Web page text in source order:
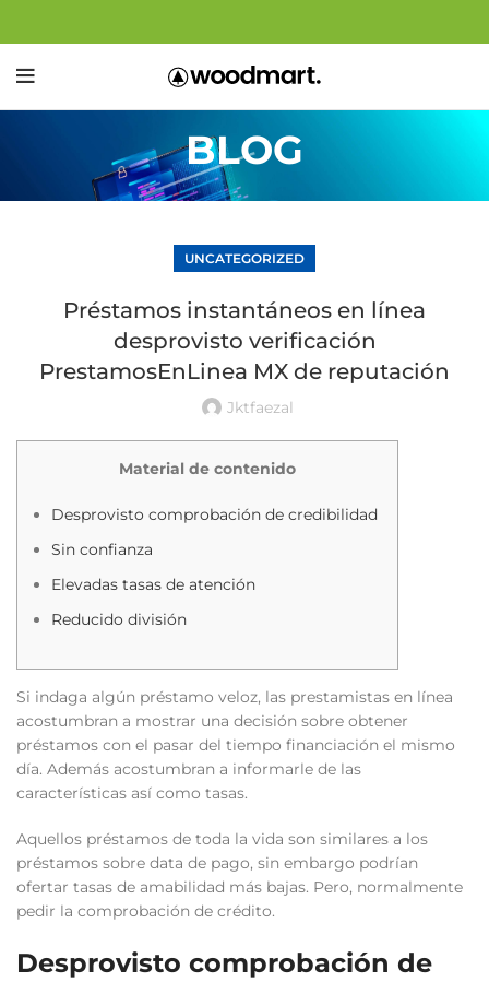
BLOG
UNCATEGORIZED
Préstamos instantáneos en línea
desprovisto verificación
PrestamosEnLinea MX de reputación
Jktfaezal
Material de contenido
Desprovisto comprobación de credibilidad
Sin confianza
Elevadas tasas de atención
Reducido división
Si indaga algún préstamo veloz, las prestamistas en línea
acostumbran a mostrar una decisión sobre obtener
préstamos con el pasar del tiempo financiación el mismo
día. Además acostumbran a informarle de las
características así­ como tasas.
Aquellos préstamos de toda la vida son similares a los
préstamos sobre data de pago, sin embargo podrían
ofertar tasas de amabilidad más bajas. Pero, normalmente
pedir la comprobación de crédito.
Desprovisto comprobación de